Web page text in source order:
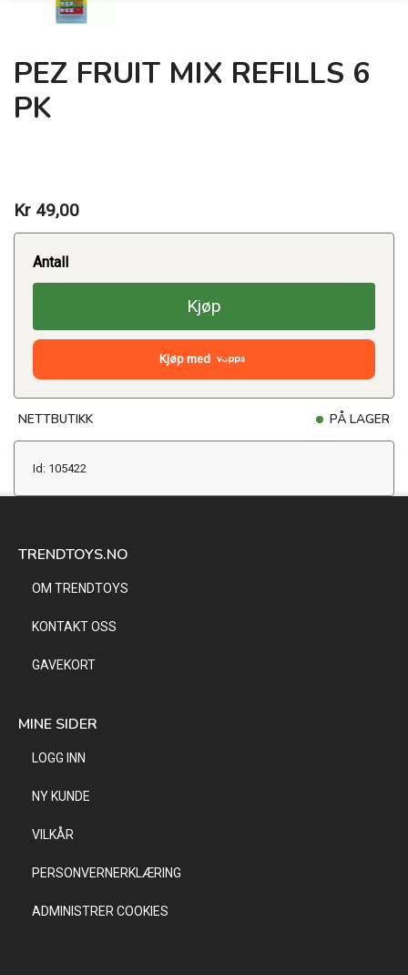
PEZ FRUIT MIX REFILLS 6
PK
Kr 49,00
Antall
Kjøp
Kjøp med
NETTBUTIKK PÅ LAGER
Id: 105422
TRENDTOYS.NO
OM TRENDTOYS
KONTAKT OSS
GAVEKORT
MINE SIDER
LOGG INN
NY KUNDE
VILKÅR
PERSONVERNERKLÆRING
ADMINISTRER COOKIES